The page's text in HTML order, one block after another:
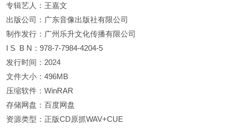
专辑艺人：王嘉文
出版公司：广东音像出版社有限公司
制作发行：广州乐升文化传播有限公司
I S B N：978-7-7984-4204-5
发行时间：2024
文件大小：496MB
压缩软件：WinRAR
存储网盘：百度网盘
资源类型：正版CD原抓WAV+CUE